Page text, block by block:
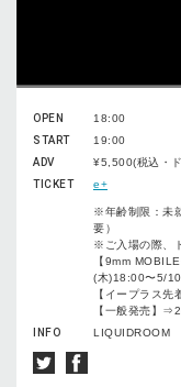
OPEN
18:00
START
19:00
ADV
¥5,500(税込・
TICKET
e+
※年齢制限：未
要）
※ご入場の際、
【9mm
(木)18:00〜5/
【イープラス
【一般発売】
INFO
LIQUIDROOM